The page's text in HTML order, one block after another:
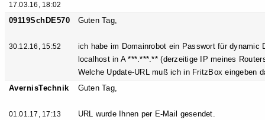
17.03.16, 18:02
09119SchDE570
30.12.16, 15:52
Guten Tag,
ich habe im Domainrobot ein Passwort für dynamic
localhost in A ***.***.** (derzeitige IP meines
Welche Update-URL muß ich in FritzBox eingeben
AvernisTechnik
01.01.17, 17:13
Guten Tag,
URL wurde Ihnen per E-Mail gesendet.